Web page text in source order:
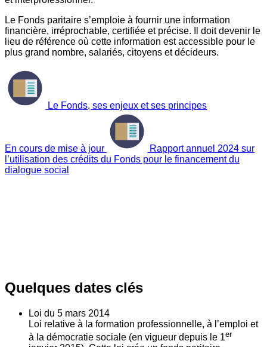
Le Fonds paritaire s’emploie à fournir une information
financière, irréprochable, certifiée et précise. Il doit devenir le
lieu de référence où cette information est accessible pour le
plus grand nombre, salariés, citoyens et décideurs.
Le Fonds, ses enjeux et ses principes
En cours de mise à jour
Rapport annuel 2024 sur
l’utilisation des crédits du Fonds pour le financement du
dialogue social
Quelques dates clés
Loi du 5 mars 2014
Loi relative à la formation professionnelle, à l’emploi et
à la démocratie sociale (en vigueur depuis le 1er